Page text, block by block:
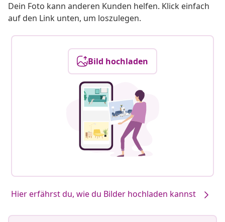
Dein Foto kann anderen Kunden helfen. Klick einfach
auf den Link unten, um loszulegen.
Bild hochladen
Hier erfährst du, wie du Bilder hochladen kannst